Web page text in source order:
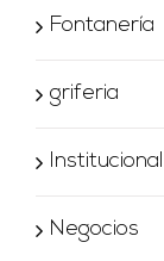
Fontanería
griferia
Institucional
Negocios